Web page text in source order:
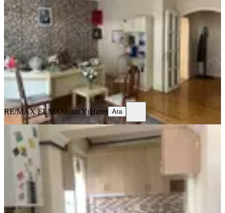
Çankaya, Tınaztepe Mahallesi
3+1· 130 m² Yüksek giriş 05.08.2026
4.650.000 ₺
RE/MAX ELMAMurat Yıldırım
Ara
RE/MAX ELMAMurat Yıldırım Ara
İlk-ev'den Park Manzaralı Altında
Daire Olan Yüksek Giriş Etrafı Açık
Köşe Parsel Amerikan Mutfak 2+
Çankaya, Harbiye Mahallesi
80 m²·Yüksek giriş· 05.08.2026